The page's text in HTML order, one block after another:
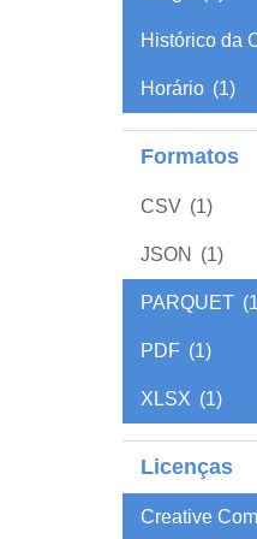
Histórico da
Horário (1)
Formatos
CSV (1)
JSON (1)
PARQUET
PDF (1)
XLSX (1)
Licenças
Creative